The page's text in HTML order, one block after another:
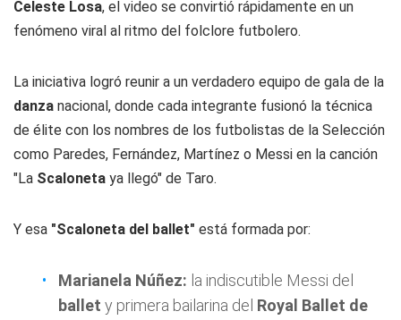
Celeste Losa, el video se convirtió rápidamente en un
fenómeno viral al ritmo del folclore futbolero.
La iniciativa logró reunir a un verdadero equipo de gala de la
danza nacional, donde cada integrante fusionó la técnica
de élite con los nombres de los futbolistas de la Selección
como Paredes, Fernández, Martínez o Messi en la canción
"La Scaloneta ya llegó" de Taro.
Y esa "Scaloneta del ballet" está formada por:
Marianela Núñez: la indiscutible Messi del
ballet y primera bailarina del Royal Ballet de